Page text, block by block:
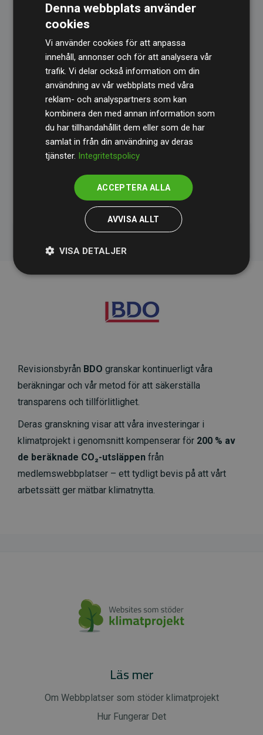
CO₂-reducerande effekt som i genomsnitt
motsvarar dubbelt så mycket CO₂ som
webbplatsens beräknade utsläpp.
Alla projekt verifieras genomGold Standard
vilket säkerställer hög kvalitet, faktisk klimatnytta
och full transparens. Du kan läsa mer om de
specifika projektenhär.
initiativet Webbplatser som stöder klimatprojekt
Revisionsbyrån BDO granskar kontinuerligt våra
beräkningar och vår metod för att säkerställa
transparens och tillförlitlighet.
Deras granskning visar att våra investeringar i
klimatprojekt i genomsnitt kompenserar för 200 % av
de beräknade CO₂-utsläppen från
medlemswebbplatser – ett tydligt bevis på att vårt
arbetssätt ger mätbar klimatnytta.
Läs mer
Om Webbplatser som stöder klimatprojekt
Hur Fungerar Det
Denna webbplats använder
cookies
Vi använder cookies för att anpassa
innehåll, annonser och för att analysera vår
trafik. Vi delar också information om din
användning av vår webbplats med våra
reklam- och analyspartners som kan
kombinera den med annan information som
du har tillhandahållit dem eller som de har
samlat in från din användning av deras
tjänster. Integritetspolicy
ACCEPTERA ALLA
AVVISA ALLT
VISA DETALJER